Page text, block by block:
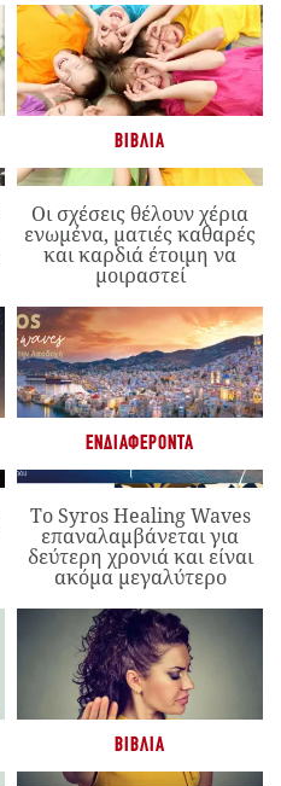
ΒΙΒΛΊΑ
Οι σχέσεις θέλουν χέρια
ενωμένα, ματιές καθαρές
και καρδιά έτοιμη να
μοιραστεί
ΕΝΔΙΑΦΈΡΟΝΤΑ
Το Syros Healing Waves
επαναλαμβάνεται για
δεύτερη χρονιά και είναι
ακόμα μεγαλύτερο
ΒΙΒΛΊΑ